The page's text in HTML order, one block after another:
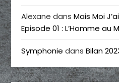
Alexane dansMais Moi
Episode 01 : L’Homme au
Symphonie dansBilan